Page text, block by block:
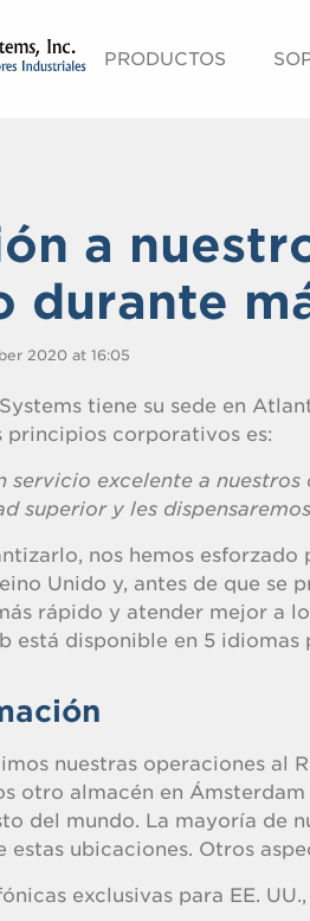
PRODUCTOS
a
durante
2020 at 16:05
tiene su sede en
principios corporativos es:
servicio excelente a
superior y les
nos hemos
Unido y, antes de que
rápido y atender mejor a
está disponible en 5 idiomas
nuestras operaciones al
otro almacén en
del mundo. La mayoría de
estas ubicaciones. Otros
exclusivas para EE.